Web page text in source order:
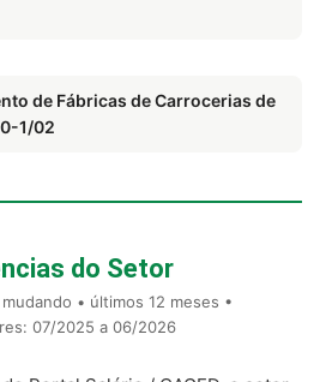
de Fábricas de Carrocerias de
1/02
do Setor
• últimos 12 meses •
07/2025 a 06/2026